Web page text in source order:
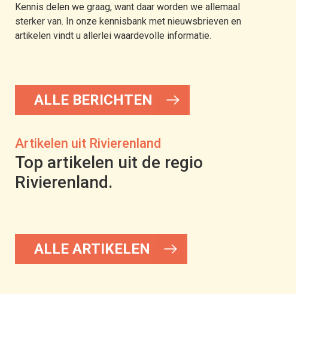
Kennis delen we graag, want daar worden we allemaal
sterker van. In onze kennisbank met nieuwsbrieven en
artikelen vindt u allerlei waardevolle informatie.
ALLE BERICHTEN
Artikelen uit Rivierenland
Top artikelen uit de regio
Rivierenland.
ALLE ARTIKELEN